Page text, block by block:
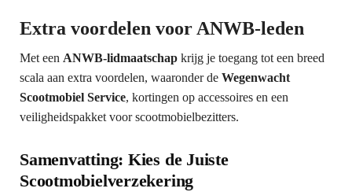
Extra voordelen voor ANWB-leden
Met een ANWB-lidmaatschap krijg je toegang tot een breed
scala aan extra voordelen, waaronder de Wegenwacht
Scootmobiel Service, kortingen op accessoires en een
veiligheidspakket voor scootmobielbezitters.
Samenvatting: Kies de Juiste
Scootmobielverzekering